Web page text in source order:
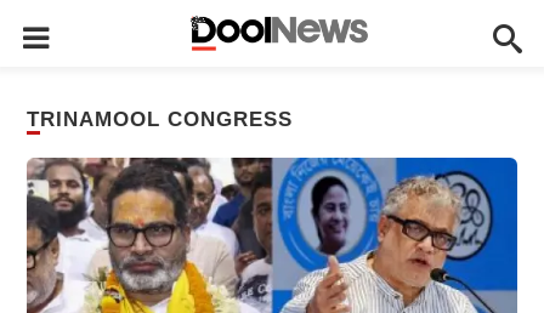
TRINAMOOL CONGRESS